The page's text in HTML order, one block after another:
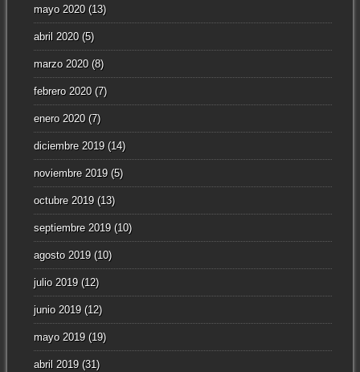
mayo 2020(13)
abril 2020(5)
marzo 2020(8)
febrero 2020(7)
enero 2020(7)
diciembre 2019(14)
noviembre 2019(5)
octubre 2019(13)
septiembre 2019(10)
agosto 2019(10)
julio 2019(12)
junio 2019(12)
mayo 2019(19)
abril 2019(31)